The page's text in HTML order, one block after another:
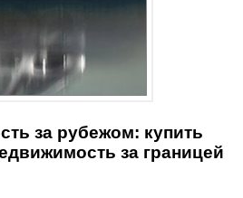
за рубежом: купить
за границей